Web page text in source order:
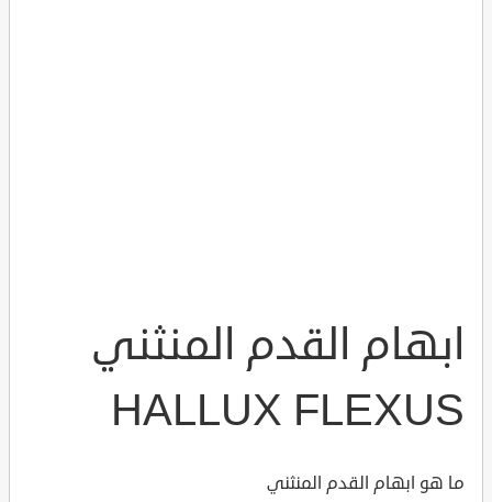
ابهام القدم المنثني
HALLUX FLEXUS
ما هو ابهام القدم المنثني